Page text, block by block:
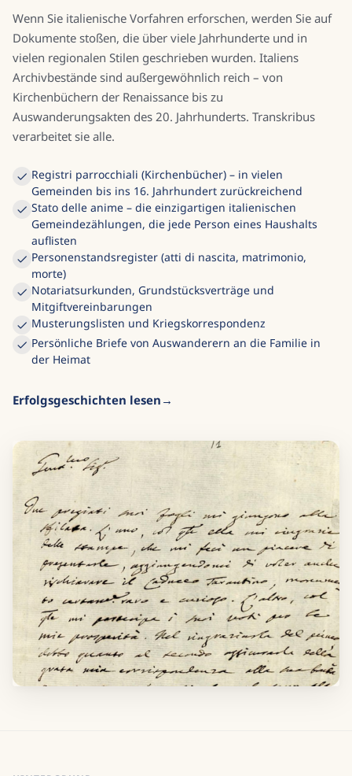
Wenn Sie italienische Vorfahren erforschen, werden Sie auf
Dokumente stoßen, die über viele Jahrhunderte und in
vielen regionalen Stilen geschrieben wurden. Italiens
Archivbestände sind außergewöhnlich reich – von
Kirchenbüchern der Renaissance bis zu
Auswanderungsakten des 20. Jahrhunderts. Transkribus
verarbeitet sie alle.
Registri parrocchiali (Kirchenbücher) – in vielen
Gemeinden bis ins 16. Jahrhundert zurückreichend
Stato delle anime – die einzigartigen italienischen
Gemeindezählungen, die jede Person eines Haushalts
auflisten
Personenstandsregister (atti di nascita, matrimonio,
morte)
Notariatsurkunden, Grundstücksverträge und
Mitgiftvereinbarungen
Musterungslisten und Kriegskorrespondenz
Persönliche Briefe von Auswanderern an die Familie in
der Heimat
Erfolgsgeschichten lesen